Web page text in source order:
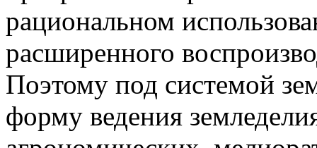
рациональном
расширенного
Поэтому под системой
форму ведения